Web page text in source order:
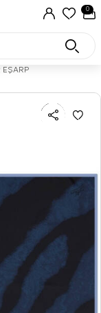
0
EŞARP